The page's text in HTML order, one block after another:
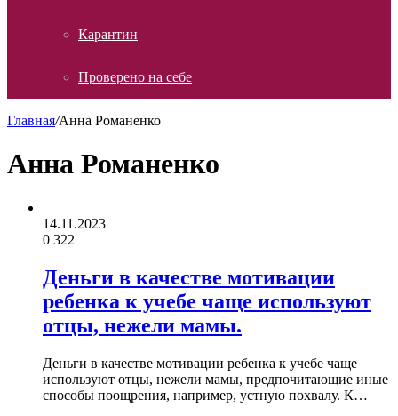
Карантин
Проверено на себе
Главная/Анна Романенко
Анна Романенко
14.11.2023
0 322
Деньги в качестве мотивации
ребенка к учебе чаще используют
отцы, нежели мамы.
Деньги в качестве мотивации ребенка к учебе чаще
используют отцы, нежели мамы, предпочитающие иные
способы поощрения, например, устную похвалу. К…